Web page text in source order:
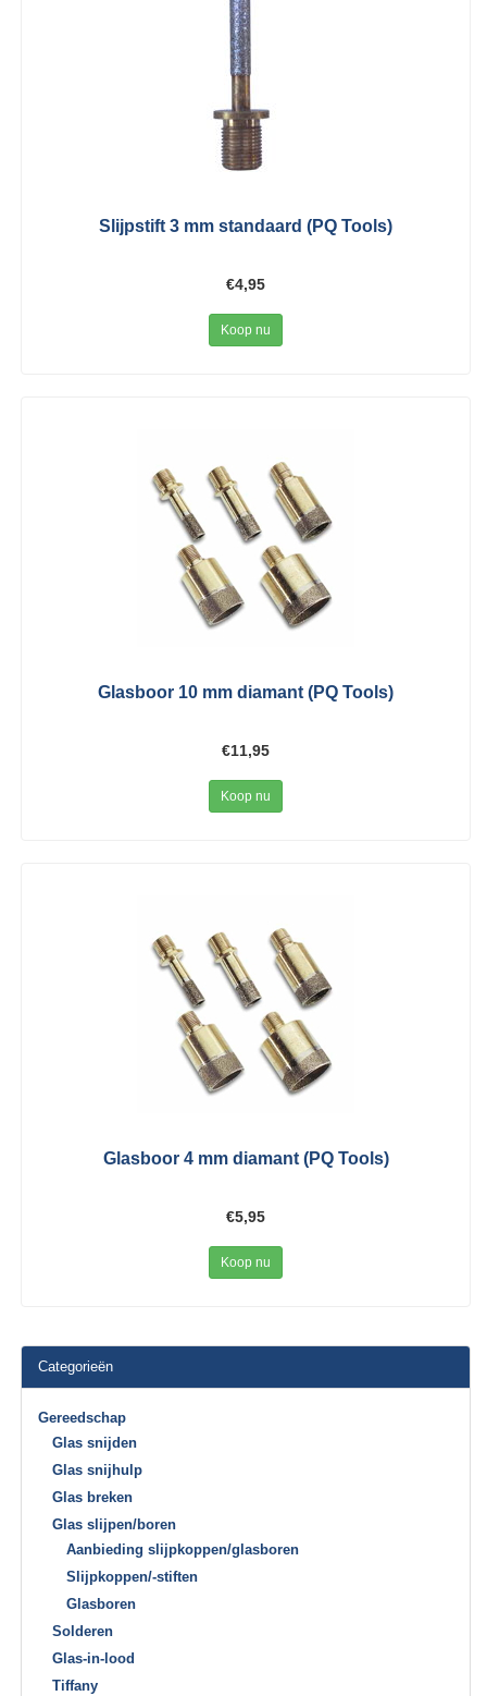
Slijpstift 3 mm standaard (PQ Tools)
€4,95
Koop nu
Glasboor 10 mm diamant (PQ Tools)
€11,95
Koop nu
Glasboor 4 mm diamant (PQ Tools)
€5,95
Koop nu
Categorieën
Gereedschap
Glas snijden
Glas snijhulp
Glas breken
Glas slijpen/boren
Aanbieding slijpkoppen/glasboren
Slijpkoppen/-stiften
Glasboren
Solderen
Glas-in-lood
Tiffany